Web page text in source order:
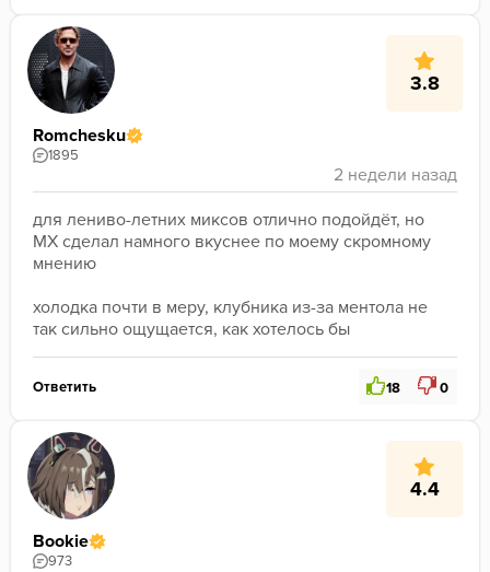
3.8
Romchesku
1895
для лениво-летних миксов отлично подойдёт, но
МХ сделал намного вкуснее по моему скромному
мнению
холодка почти в меру, клубника из-за ментола не
так сильно ощущается, как хотелось бы
Ответить 18 0
4.4
Bookie
973